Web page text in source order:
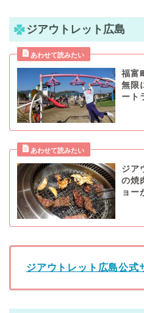
ジアウトレット広島
福富
無限
ート
ジア
の焼
ョー
ジアウトレット広島公式